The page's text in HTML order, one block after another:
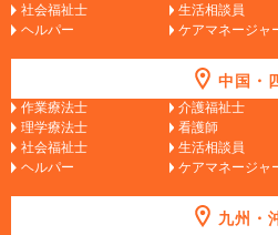
社会福祉士
生活相談員
ヘルパー
ケアマネージャ
中国・
作業療法士 介護福祉士
理学療法士
看護師
社会福祉士
生活相談員
ヘルパー
ケアマネージャ
九州・